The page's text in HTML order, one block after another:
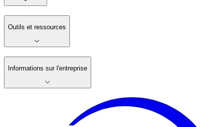
Outils et ressources
Informations sur l'entreprise